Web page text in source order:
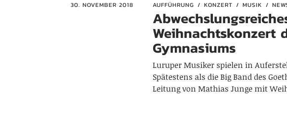
30. NOVEMBER 2018 AUFFÜHRUNG KONZERT MUSIK
Weihnachtskonzert
Gymnasiums
Luruper Musiker spielen in
Spätestens als die Big Band des
Leitung von Mathias Junge mit